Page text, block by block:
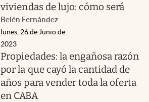
viviendas de lujo: cómo será
Belén Fernández
lunes, 26 de Junio de
2023
Propiedades: la engañosa razón
por la que cayó la cantidad de
años para vender toda la oferta
en CABA